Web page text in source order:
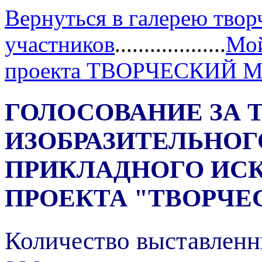
Вернуться в галерею
участников...................
проекта ТВОРЧЕСКИЙ
ГОЛОСОВАНИЕ ЗА
ПРИКЛАДНОГО
ПРОЕКТА
Количество